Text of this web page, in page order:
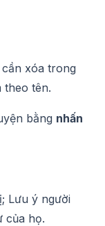
xóa trong
theo tên.
bằng nhấn
Lưu ý người
của họ.